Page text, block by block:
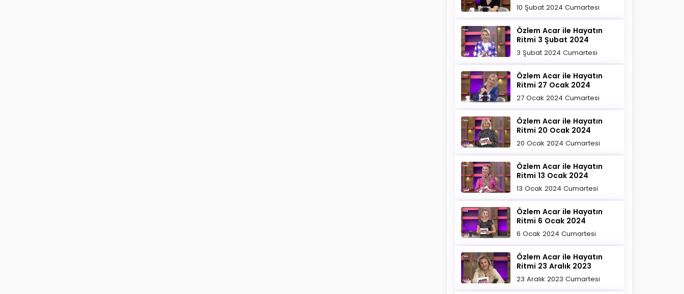
10 Şubat 2024 Cumartesi
Özlem Acar ile Hayatın
Ritmi 3 Şubat 2024
3 Şubat 2024 Cumartesi
Özlem Acar ile Hayatın
Ritmi 27 Ocak 2024
27 Ocak 2024 Cumartesi
Özlem Acar ile Hayatın
Ritmi 20 Ocak 2024
20 Ocak 2024 Cumartesi
Özlem Acar ile Hayatın
Ritmi 13 Ocak 2024
13 Ocak 2024 Cumartesi
Özlem Acar ile Hayatın
Ritmi 6 Ocak 2024
6 Ocak 2024 Cumartesi
Özlem Acar ile Hayatın
Ritmi 23 Aralık 2023
23 Aralık 2023 Cumartesi